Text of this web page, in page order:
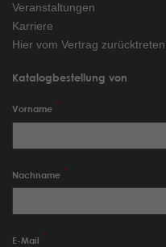
Veranstaltungen
Karriere
Hier vom Vertrag zurücktreten
Katalogbestellung von
Vorname
Nachname
E-Mail